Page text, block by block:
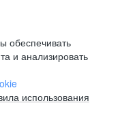
обеспечивать
и анализировать
использования